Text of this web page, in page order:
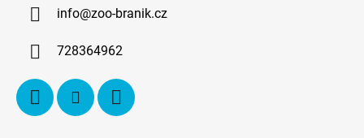
info@zoo-branik.cz
728364962